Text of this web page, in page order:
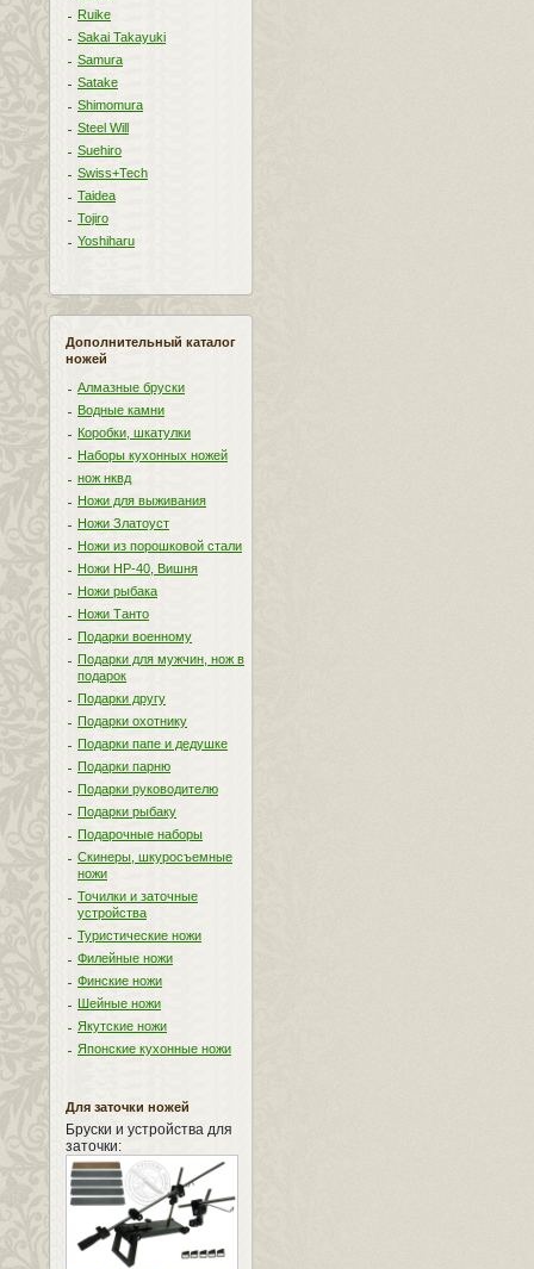
Ruike
Sakai Takayuki
Samura
Satake
Shimomura
Steel Will
Suehiro
Swiss+Tech
Taidea
Tojiro
Yoshiharu
Дополнительный каталог
ножей
Алмазные бруски
Водные камни
Коробки, шкатулки
Наборы кухонных ножей
нож нквд
Ножи для выживания
Ножи Златоуст
Ножи из порошковой стали
Ножи НР-40, Вишня
Ножи рыбака
Ножи Танто
Подарки военному
Подарки для мужчин, нож в
подарок
Подарки другу
Подарки охотнику
Подарки папе и дедушке
Подарки парню
Подарки руководителю
Подарки рыбаку
Подарочные наборы
Скинеры, шкуросъемные
ножи
Точилки и заточные
устройства
Туристические ножи
Филейные ножи
Финские ножи
Шейные ножи
Якутские ножи
Японские кухонные ножи
Для заточки ножей
Бруски и устройства для
заточки: